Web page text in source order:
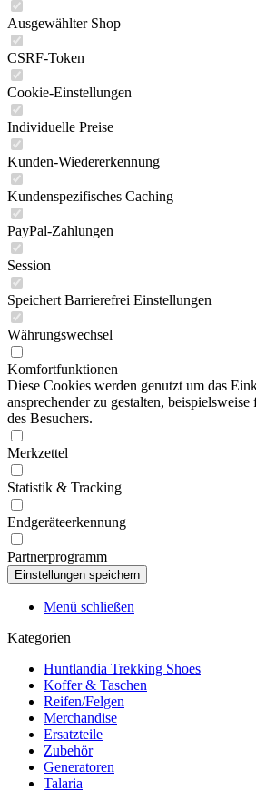
Ausgewählter Shop
CSRF-Token
Cookie-Einstellungen
Individuelle Preise
Kunden-Wiedererkennung
Kundenspezifisches Caching
PayPal-Zahlungen
Session
Speichert Barrierefrei Einstellungen
Währungswechsel
Komfortfunktionen
Diese Cookies werden genutzt um das
ansprechender zu gestalten,
des Besuchers.
Merkzettel
Statistik & Tracking
Endgeräteerkennung
Partnerprogramm
Menü schließen
Kategorien
Huntlandia Trekking Shoes
Koffer & Taschen
Reifen/Felgen
Merchandise
Ersatzteile
Zubehör
Generatoren
Talaria